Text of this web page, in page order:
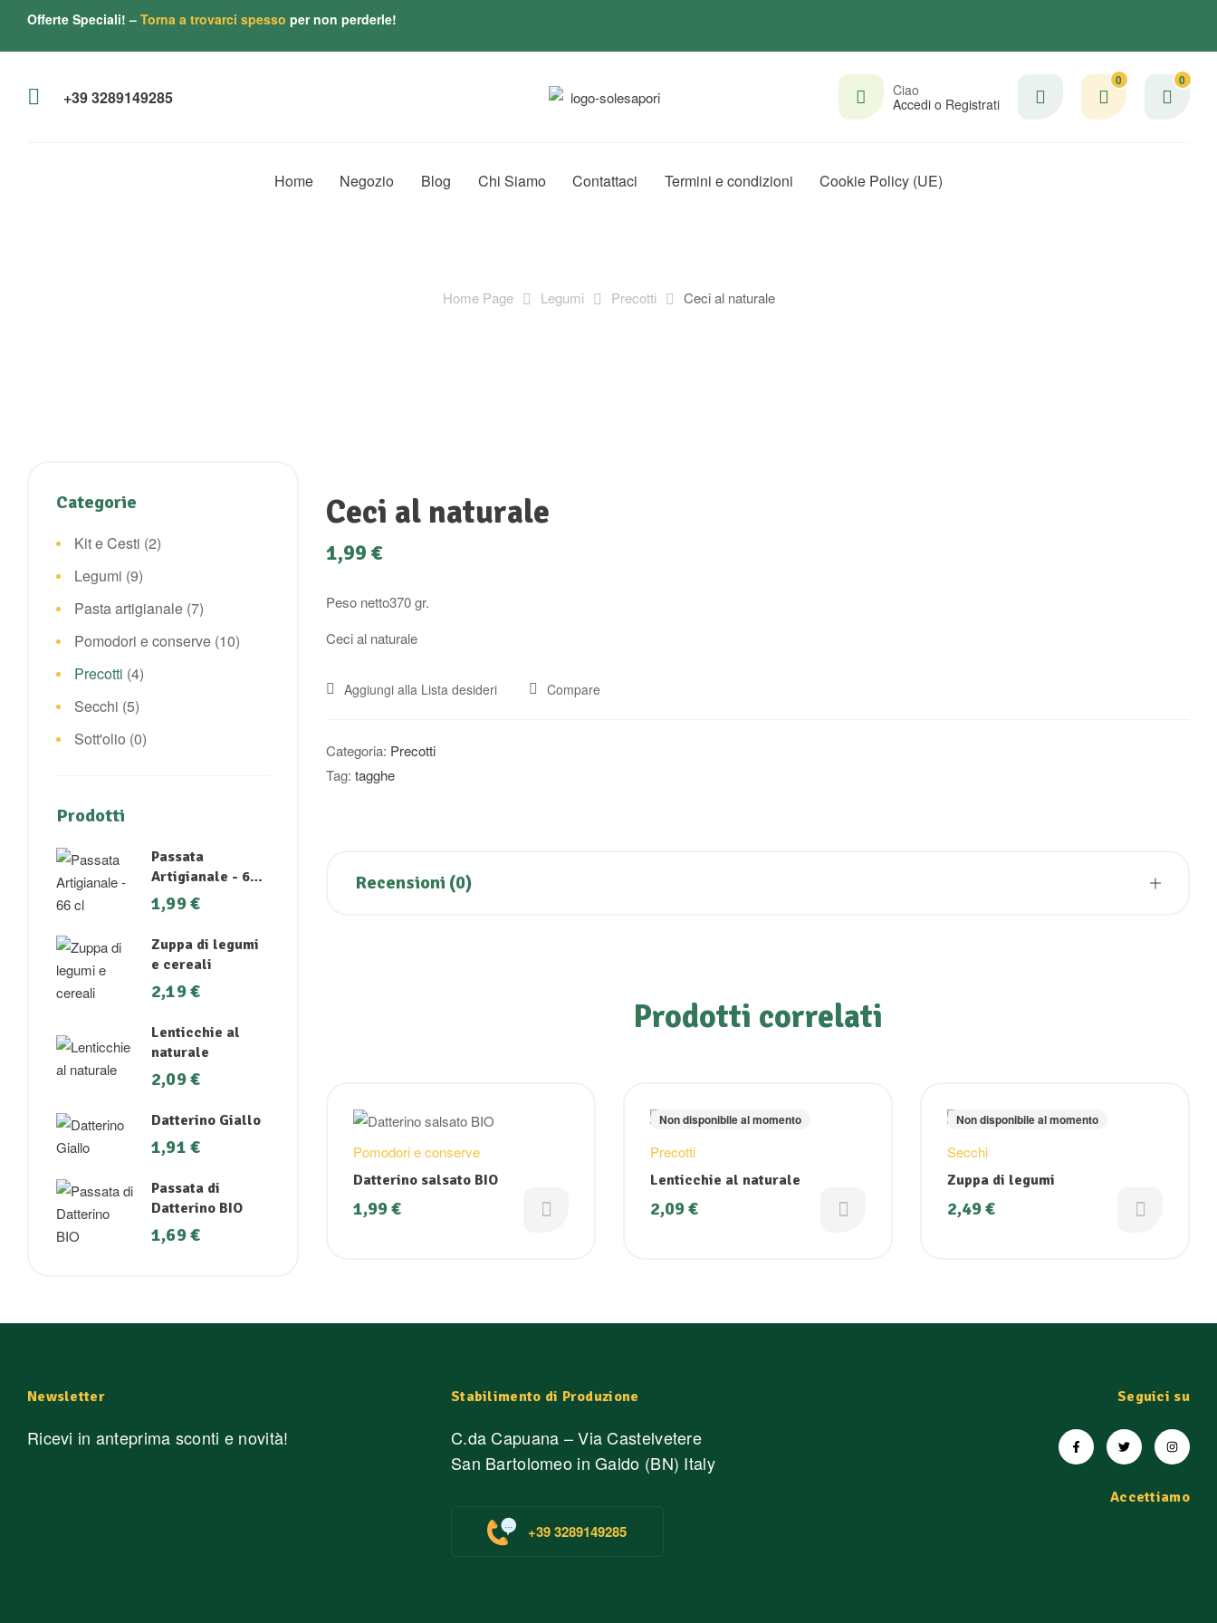
Offerte Speciali! – Torna a trovarci spesso per non perderle!
+39 3289149285
Ciao
Accedi o Registrati
0 0
Home Negozio Blog Chi Siamo Contattaci Termini e condizioni Cookie Policy (UE)
Home Page Legumi Precotti Ceci al naturale
Ceci al naturale
1,99 €
Peso netto370 gr.
Ceci al naturale
Aggiungi alla Lista desideri Compare
Categoria: Precotti
Tag: tagghe
Recensioni (0)
Prodotti correlati
Pomodori e conserve
Datterino salsato BIO
1,99€
Non disponibile al momento
Precotti
Lenticchie al naturale
2,09€
Non disponibile al momento
Secchi
Zuppa di legumi
2,49€
Categorie
Kit e Cesti (2)
Legumi (9)
Pasta artigianale (7)
Pomodori e conserve (10)
Precotti (4)
Secchi (5)
Sott'olio (0)
Prodotti
Passata
Artigianale - 66
cl
1,99€
Zuppa di legumi
e cereali
2,19€
Lenticchie al
naturale
2,09€
Datterino Giallo
1,91 €
Passata di
Datterino BIO
1,69€
Newsletter
Ricevi in anteprima sconti e novità!
Stabilimento di Produzione
C.da Capuana – Via Castelvetere
San Bartolomeo in Galdo (BN) Italy
+39 3289149285
Seguici su
Accettiamo